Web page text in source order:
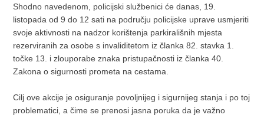
Shodno navedenom, policijski službenici će danas, 19.
listopada od 9 do 12 sati na području policijske uprave usmjeriti
svoje aktivnosti na nadzor korištenja parkirališnih mjesta
rezerviranih za osobe s invaliditetom iz članka 82. stavka 1.
točke 13. i zlouporabe znaka pristupačnosti iz članka 40.
Zakona o sigurnosti prometa na cestama.
Cilj ove akcije je osiguranje povoljnijeg i sigurnijeg stanja i po toj
problematici, a čime se prenosi jasna poruka da je važno